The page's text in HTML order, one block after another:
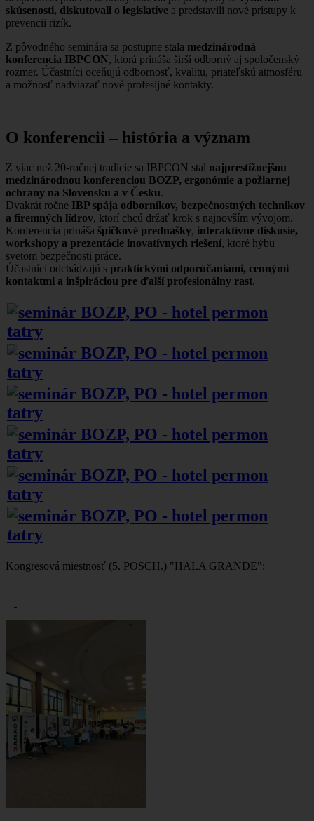
skúsenosti, diskutovali o legislatíve a predstavili nové prístupy k
prevencii rizík.
Z pôvodného seminára sa postupne stala medzinárodná
konferencia IBPCON, ktorá prináša širší odborný aj spoločenský
rozmer. Účastníci oceňujú odbornosť, kvalitu, priateľskú atmosféru
a možnosť nadviazať nové profesijné kontakty.
O konferencii – história a význam
Z viac než 20-ročnej tradície sa IBPCON stal najprestížnejšou
medzinárodnou konferenciou BOZP, ergonómie a požiarnej
ochrany na Slovensku a v Česku.
Dvakrát ročne IBP spája odborníkov, bezpečnostných technikov
a firemných lídrov, ktorí chcú držať krok s najnovším vývojom.
Konferencia prináša špičkové prednášky, interaktívne diskusie,
workshopy a prezentácie inovatívnych riešení, ktoré hýbu
svetom bezpečnosti práce.
Účastníci odchádzajú s praktickými odporúčaniami, cennými
kontaktmi a inšpiráciou pre ďalší profesionálny rast.
Kongresová miestnosť (5. POSCH.) "HALA GRANDE":